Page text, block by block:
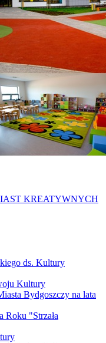
KREATYWNYCH
ds. Kultury
Kultury
Bydgoszczy na lata
Roku "Strzała